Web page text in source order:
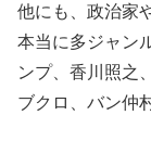
他にも、政治家
本当に多ジャン
ンプ、香川照之
ブクロ、バン仲